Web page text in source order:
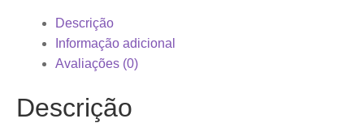
Descrição
Informação adicional
Avaliações (0)
Descrição